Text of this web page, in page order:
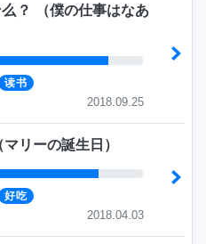
？ （僕の仕事はなあ
读书
2018.09.25
マリーの誕生日 ）
好吃
2018.04.03